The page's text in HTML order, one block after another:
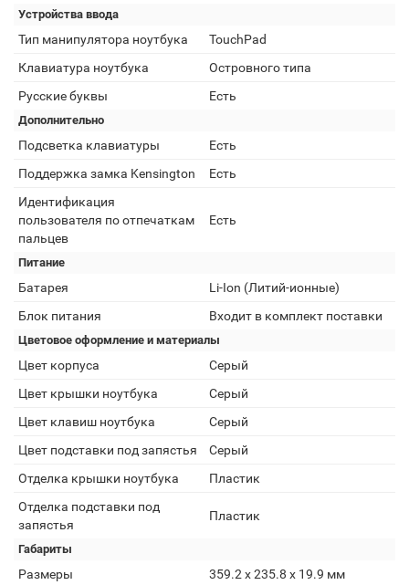
Устройства ввода
Тип манипулятора ноутбука
TouchPad
Клавиатура ноутбука
Островного типа
Русские буквы
Есть
Дополнительно
Подсветка клавиатуры
Есть
Поддержка замка Kensington
Есть
Идентификация
пользователя по отпечаткам
пальцев
Есть
Питание
Батарея
Li-Ion (Литий-ионные)
Блок питания
Входит в комплект поставки
Цветовое оформление и материалы
Цвет корпуса
Серый
Цвет крышки ноутбука
Серый
Цвет клавиш ноутбука
Серый
Цвет подставки под запястья
Серый
Отделка крышки ноутбука
Пластик
Отделка подставки под
запястья
Пластик
Габариты
Размеры 359.2 x 235.8 x 19.9 мм